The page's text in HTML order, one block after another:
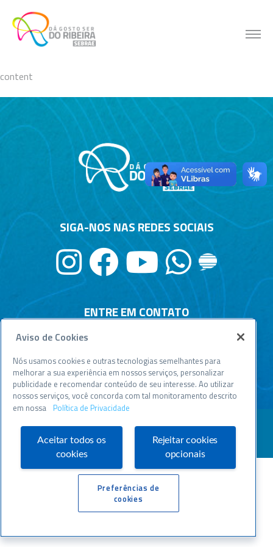
content
content
ENTRE EM CONTATO
Central de relacionamento
0800 570 0800
WWW.SEBRAESP.COM.BR
SIGA-NOS NAS REDES SOCIAIS
Aviso de Cookies
Nós usamos cookies e outras tecnologias semelhantes para
melhorar a sua experiência em nossos serviços, personalizar
publicidade e recomendar conteúdo de seu interesse. Ao utilizar
nossos serviços, você concorda com tal monitoramento descrito
em nossa Política de Privacidade
Aceitar todos os
cookies
Rejeitar cookies
opcionais
Preferências de
cookies